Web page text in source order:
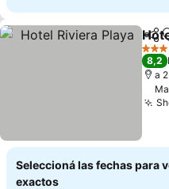
3
8,2
a
Seleccioná las fechas para
exactos